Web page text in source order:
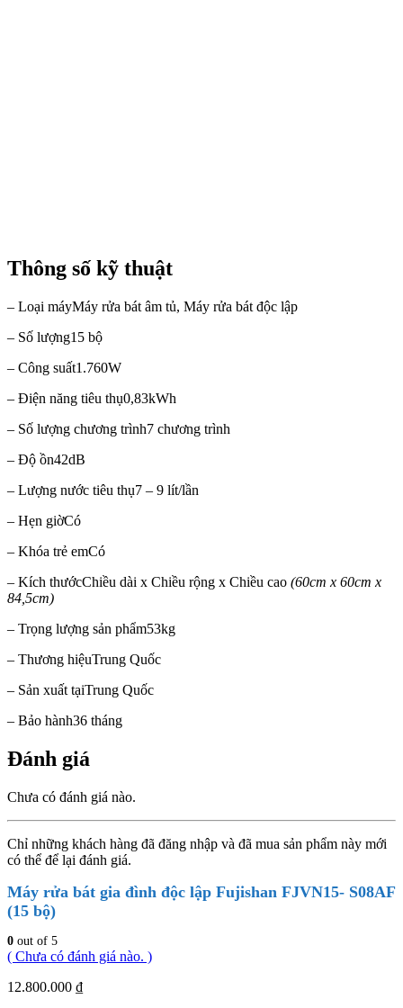
Thông số kỹ thuật
– Loại máyMáy rửa bát âm tủ, Máy rửa bát độc lập
– Số lượng15 bộ
– Công suất1.760W
– Điện năng tiêu thụ0,83kWh
– Số lượng chương trình7 chương trình
– Độ ồn42dB
– Lượng nước tiêu thụ7 – 9 lít/lần
– Hẹn giờCó
– Khóa trẻ emCó
– Kích thướcChiều dài x Chiều rộng x Chiều cao (60cm x 60cm x
84,5cm)
– Trọng lượng sản phẩm53kg
– Thương hiệuTrung Quốc
– Sản xuất tạiTrung Quốc
– Bảo hành36 tháng
Đánh giá
Chưa có đánh giá nào.
Chỉ những khách hàng đã đăng nhập và đã mua sản phẩm này mới
có thể để lại đánh giá.
Máy rửa bát gia đình độc lập Fujishan FJVN15- S08AF
(15 bộ)
0 out of 5
( Chưa có đánh giá nào. )
12.800.000 ₫